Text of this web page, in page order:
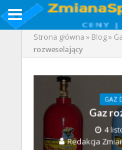
Strona główna » Blog»
rozweselający
GAZ
Gaz
4
Redakcja